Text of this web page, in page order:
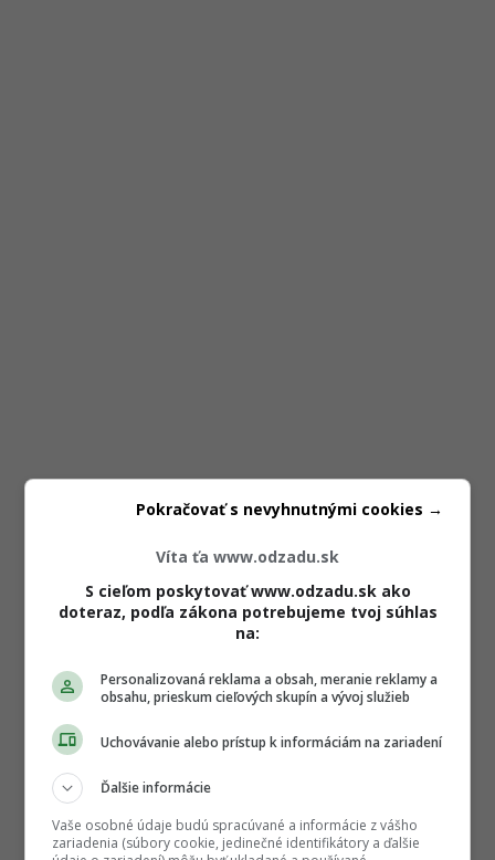
Víta ťa www.odzadu.sk
S cieľom poskytovať www.odzadu.sk ako
doteraz, podľa zákona potrebujeme tvoj súhlas
na:
Personalizovaná reklama a obsah, meranie reklamy a
obsahu, prieskum cieľových skupín a vývoj služieb
Uchovávanie alebo prístup k informáciám na zariadení
Ďalšie informácie
Vaše osobné údaje budú spracúvané a informácie z vášho
zariadenia (súbory cookie, jedinečné identifikátory a ďalšie
Pokračovať s nevyhnutnými cookies →